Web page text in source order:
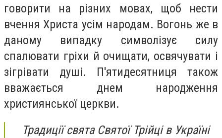
говорити на різних мовах, щоб нести
вчення Христа усім народам. Вогонь же в
даному випадку символізує силу
спалювати гріхи й очищати, освячувати і
зігрівати душі. П'ятидесятниця також
вважається днем народження
християнської церкви.
Традиції свята Святої Трійці в Україні